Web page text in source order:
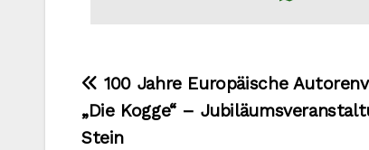
Beitragsnavigation
100 Jahre Europäische
„Die Kogge“ –
Stein